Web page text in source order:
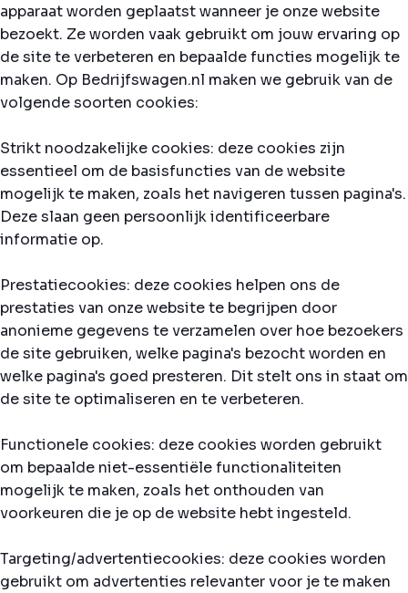
apparaat worden geplaatst wanneer je onze website
bezoekt. Ze worden vaak gebruikt om jouw ervaring op
de site te verbeteren en bepaalde functies mogelijk te
maken. Op Bedrijfswagen.nl maken we gebruik van de
volgende soorten cookies:
Strikt noodzakelijke cookies: deze cookies zijn
essentieel om de basisfuncties van de website
mogelijk te maken, zoals het navigeren tussen pagina's.
Deze slaan geen persoonlijk identificeerbare
informatie op.
Prestatiecookies: deze cookies helpen ons de
prestaties van onze website te begrijpen door
anonieme gegevens te verzamelen over hoe bezoekers
de site gebruiken, welke pagina's bezocht worden en
welke pagina's goed presteren. Dit stelt ons in staat om
de site te optimaliseren en te verbeteren.
Functionele cookies: deze cookies worden gebruikt
om bepaalde niet-essentiële functionaliteiten
mogelijk te maken, zoals het onthouden van
voorkeuren die je op de website hebt ingesteld.
Targeting/advertentiecookies: deze cookies worden
gebruikt om advertenties relevanter voor je te maken